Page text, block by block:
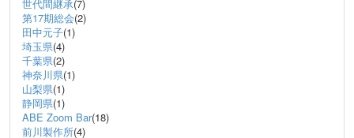
世代間継承(7)
第17期総会(2)
田中元子(1)
埼玉県(4)
千葉県(2)
神奈川県(1)
山梨県(1)
静岡県(1)
ABE Zoom Bar(18)
前川製作所(4)